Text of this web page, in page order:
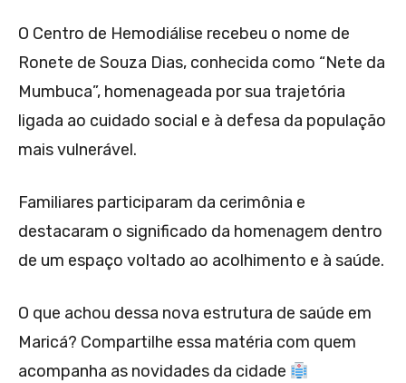
O Centro de Hemodiálise recebeu o nome de
Ronete de Souza Dias, conhecida como “Nete da
Mumbuca”, homenageada por sua trajetória
ligada ao cuidado social e à defesa da população
mais vulnerável.
Familiares participaram da cerimônia e
destacaram o significado da homenagem dentro
de um espaço voltado ao acolhimento e à saúde.
O que achou dessa nova estrutura de saúde em
Maricá? Compartilhe essa matéria com quem
acompanha as novidades da cidade